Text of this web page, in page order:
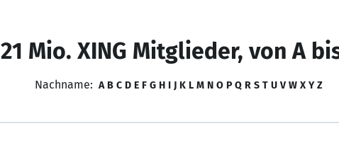
21 Mio. XING Mitglieder, von A
Nachname: A B C D E F G H I J K L M N O P Q R S T U V W X Y Z